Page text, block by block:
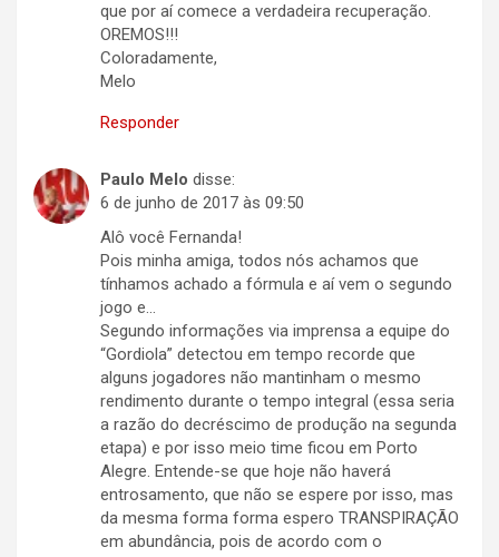
que por aí comece a verdadeira recuperação.
OREMOS!!!
Coloradamente,
Melo
Responder
Paulo Melo disse:
6 de junho de 2017 às 09:50
Alô você Fernanda!
Pois minha amiga, todos nós achamos que
tínhamos achado a fórmula e aí vem o segundo
jogo e…
Segundo informações via imprensa a equipe do
“Gordiola” detectou em tempo recorde que
alguns jogadores não mantinham o mesmo
rendimento durante o tempo integral (essa seria
a razão do decréscimo de produção na segunda
etapa) e por isso meio time ficou em Porto
Alegre. Entende-se que hoje não haverá
entrosamento, que não se espere por isso, mas
da mesma forma forma espero TRANSPIRAÇÃO
em abundância, pois de acordo com o